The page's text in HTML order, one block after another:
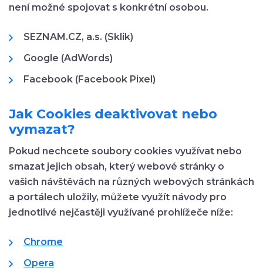
není možné spojovat s konkrétní osobou.
SEZNAM.CZ, a.s. (Sklik)
Google (AdWords)
Facebook (Facebook Pixel)
Jak Cookies deaktivovat nebo
vymazat?
Pokud nechcete soubory cookies využívat nebo
smazat jejich obsah, který webové stránky o
vašich návštěvách na různých webových stránkách
a portálech uložily, můžete využít návody pro
jednotlivé nejčastěji využívané prohlížeče níže:
Chrome
Opera